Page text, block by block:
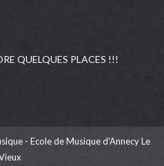
QUELQUES PLACES !!!
- Ecole de Musique d'Annecy Le